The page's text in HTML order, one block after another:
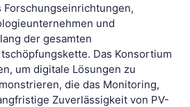
und
der gesamten
Das Konsortium
um digitale Lösungen zu
die das Monitoring,
Zuverlässigkeit von PV-